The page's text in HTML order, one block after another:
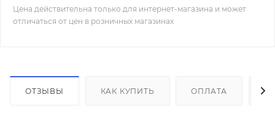
Цена действительна только для интернет-магазина и может
отличаться от цен в розничных магазинах
ОТЗЫВЫ КАК КУПИТЬ ОПЛАТА